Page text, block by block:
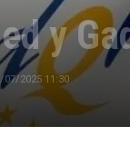
y
07/2025 11:30